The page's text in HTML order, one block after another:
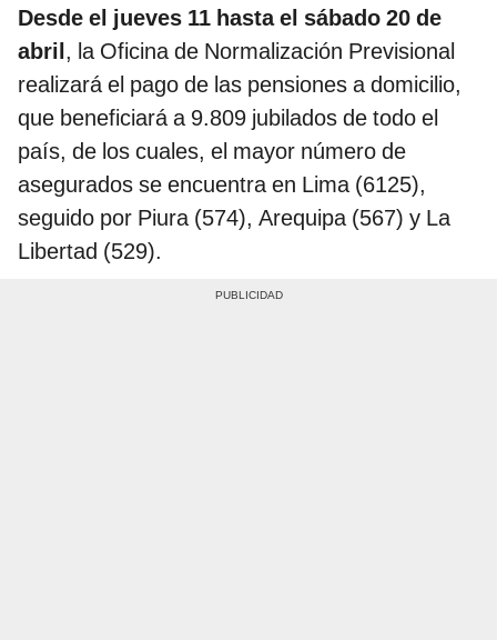
Desde el jueves 11 hasta el sábado 20 de
abril, la Oficina de Normalización Previsional
realizará el pago de las pensiones a domicilio,
que beneficiará a 9.809 jubilados de todo el
país, de los cuales, el mayor número de
asegurados se encuentra en Lima (6125),
seguido por Piura (574), Arequipa (567) y La
Libertad (529).